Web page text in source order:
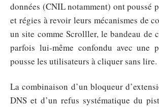
données (CNIL notamment) ont poussé
et régies à revoir leurs mécanismes de
un site comme Scrolller, le bandeau de
parfois lui-même confondu avec une
pousse les utilisateurs à cliquer sans lire.
La combinaison d’un bloqueur
DNS et d’un refus systématique du